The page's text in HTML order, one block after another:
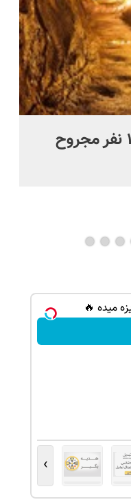
معدن طلا منفجر شد؛ ۱۶ نفر مجروح
›